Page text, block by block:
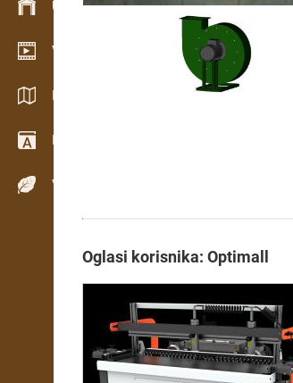
Upravljanje zalihama
Video showroom
Katalozi / Brošure
Rječnik
Vrste drva
Oglasi korisnika: Optimall